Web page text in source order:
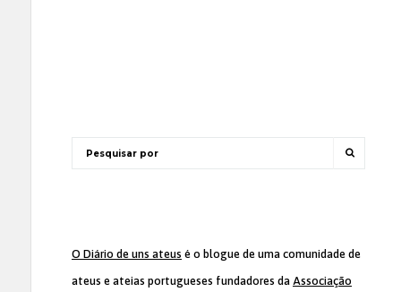
O Diário de uns ateus é o blogue de uma comunidade de
ateus e ateias portugueses fundadores da Associação